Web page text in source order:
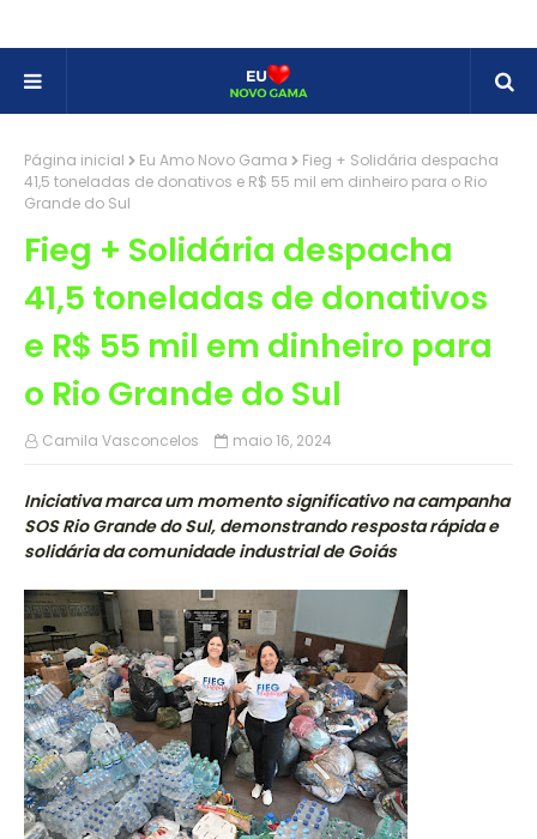
Página inicial Eu Amo Novo Gama
Fieg + Solidária despacha
41,5 toneladas de donativos e R$ 55 mil em dinheiro para o Rio
Grande do Sul
Fieg + Solidária despacha
41,5 toneladas de donativos
e R$ 55 mil em dinheiro para
o Rio Grande do Sul
Camila Vasconcelos maio 16, 2024
Iniciativa marca um momento significativo na campanha
SOS Rio Grande do Sul, demonstrando resposta rápida e
solidária da comunidade industrial de Goiás